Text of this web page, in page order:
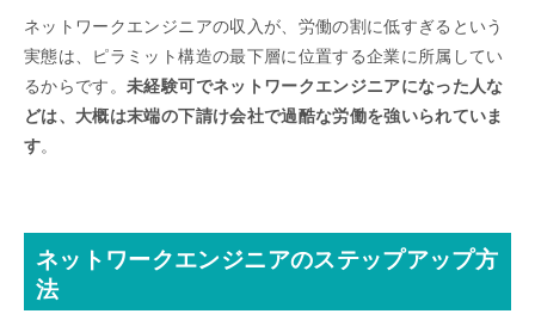
ネットワークエンジニアの収入が、労働の割に低すぎるという
実態は、ピラミット構造の最下層に位置する企業に所属してい
るからです。未経験可でネットワークエンジニアになった人な
どは、大概は末端の下請け会社で過酷な労働を強いられていま
す。
ネットワークエンジニアのステップアップ方
法